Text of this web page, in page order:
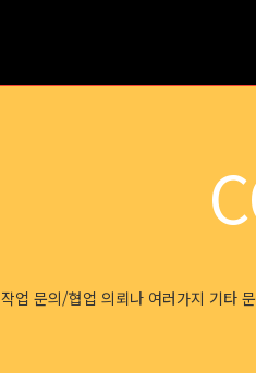
작업 문의/협업 의뢰나 여러가지 기타